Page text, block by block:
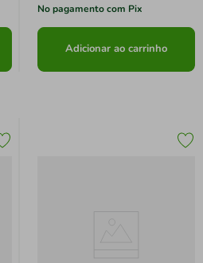
No pagamento com Pix
Adicionar ao carrinho